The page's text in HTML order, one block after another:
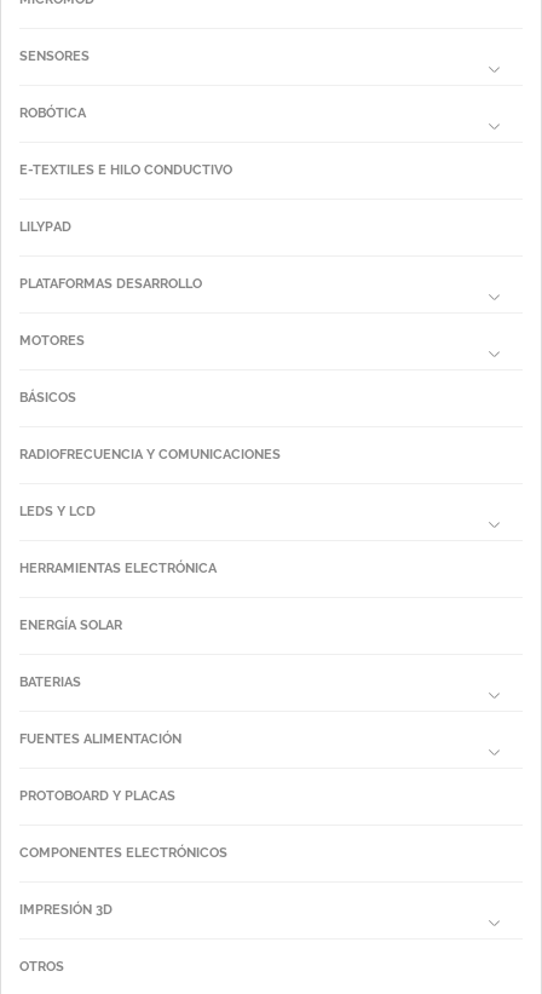
SENSORES
ROBÓTICA
E-TEXTILES E HILO CONDUCTIVO
LILYPAD
PLATAFORMAS DESARROLLO
MOTORES
BÁSICOS
RADIOFRECUENCIA Y COMUNICACIONES
LEDS Y LCD
HERRAMIENTAS ELECTRÓNICA
ENERGÍA SOLAR
BATERIAS
FUENTES ALIMENTACIÓN
PROTOBOARD Y PLACAS
COMPONENTES ELECTRÓNICOS
IMPRESIÓN 3D
OTROS